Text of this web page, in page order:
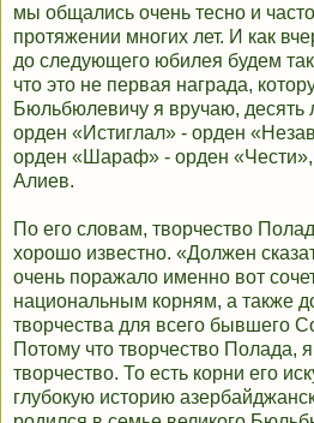
мы общались очень тесно и
протяжении многих лет. И как
до следующего юбилея будем
что это не первая награда,
Бюльбюлевичу я вручаю, десять
орден «Истиглал» - орден
орден «Шараф» - орден
Алиев.
По его словам, творчество
хорошо известно. «Должен
очень поражало именно вот
национальным корням, а также
творчества для всего бывшего
Потому что творчество Полада,
творчество. То есть корни его
глубокую историю